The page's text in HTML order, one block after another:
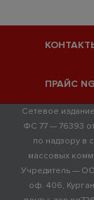
ПРАЙС
Сетевое
ФС 77 — 76393
по надзору в
массовых
Учредитель —
оф. 406,